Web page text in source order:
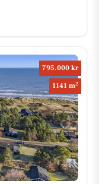
795.000 kr
1141 m2